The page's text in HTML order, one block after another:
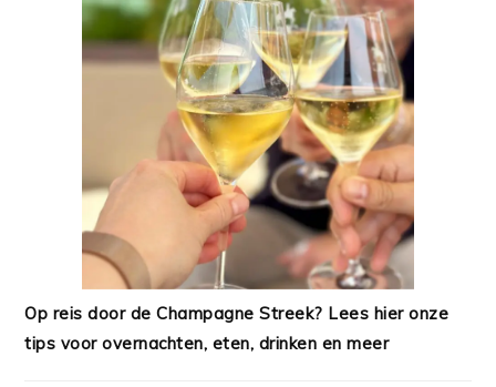
Op reis door de Champagne Streek? Lees hier onze
tips voor overnachten, eten, drinken en meer